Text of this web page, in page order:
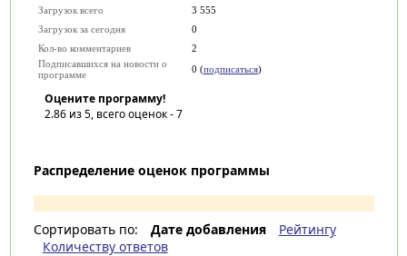
Загрузок всего
3 555
Загрузок за сегодня
0
Кол-во комментариев
2
Подписавшихся на новости о
программе
0 (подписаться)
Оцените программу!
2.86из 5, всего оценок -7
Распределение оценок программы
Сортировать по: Дате добавления
Рейтингу
Количеству ответов